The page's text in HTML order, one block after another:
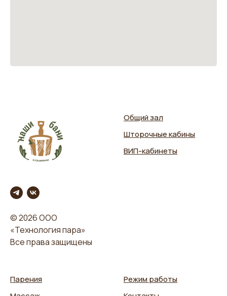
© 2026 ООО
«Технология пара»
Все права защищены
Общий зал
Шторочные кабины
ВИП-кабинеты
Парения
Режим работы